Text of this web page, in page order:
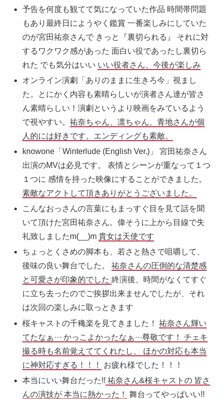
予告を何度も観てて気になっていた作品 時間帯問題
もあり最終日にようやく鑑賞 一番楽しみにしていた
のが宮田祐奈さんで きっと『裏切られる』 それに対
するワクワク感があった 面白い役であったし裏切ら
れた でも気分はいい いい役者さん、今後が楽しみ
オンライン演劇「ありのままに生きろ今」視まし
た。とにかく内容も素晴らしいが演者さん達が皆さ
ん素晴らしい！演劇というより映画をみているよう
で視やすい。祐奈ちゃん、凛ちゃん、青地さんが個
人的には好きです。エンディングも素敵。
knowone「Winterlude (English Ver.)」 宮田祐奈さん
出演のMVは必見です。 表情とシーンが重なって１つ
１つに 感情を持った映像にすることができました。
素敵なアクトして頂きありがとうございました。
こんなおっさんの言葉にもまっすぐ目を見て話を聞
いて頂けた宮田祐奈さん。偉そうに上から目線で失
礼致しましたm(__)m貴女は天使です
ちょっとくさめの脚本も、若さと熱さで咀嚼して、
後味の良い舞台でした。祐奈さんの圧倒的な清楚感
と可愛さが印象的でした終演後、時間がなくてすぐ
に立ち去ったのでご挨拶出来ませんでしたが、それ
は次回の楽しみに取っときます
桜キャストの千穐楽を見てきました！祐奈さん輝い
てたなぁ··· かっこよかったなぁ···尊敬です！ チェキ
撮る時も名前覚えててくれたし、 ほかの対応も本当
に神対応すぎる！！！
お疲れ様でした！！！
本当にいい舞台だった!! 祐奈さん&桜キャストの 皆さ
んの演技が 本当に熱かった！
舞台ってやっぱいい!!